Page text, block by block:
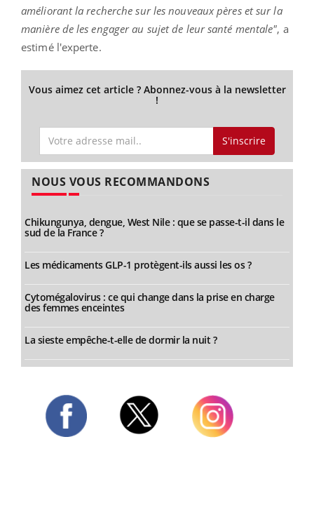
améliorant la recherche sur les nouveaux pères et sur la
manière de les engager au sujet de leur santé mentale", a
estimé l'experte.
Vous aimez cet article ? Abonnez-vous à la newsletter
!
S'inscrire
NOUS VOUS RECOMMANDONS
Chikungunya, dengue, West Nile : que se passe-t-il dans le
sud de la France ?
Les médicaments GLP-1 protègent-ils aussi les os ?
Cytomégalovirus : ce qui change dans la prise en charge
des femmes enceintes
La sieste empêche-t-elle de dormir la nuit ?